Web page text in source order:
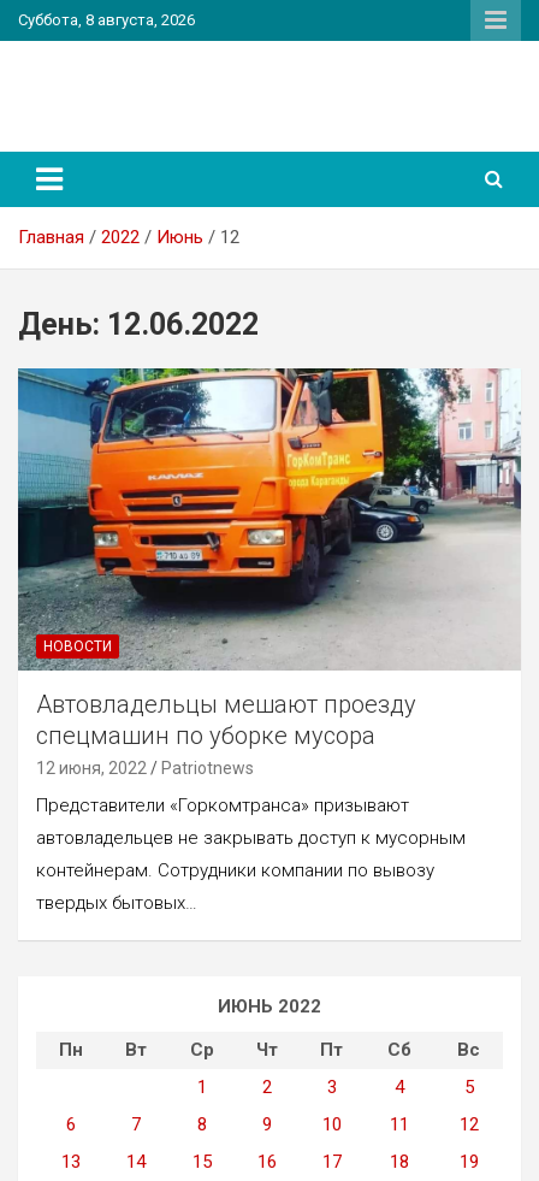
Перейти
к
Суббота, 8 августа, 2026
Главная 2022 Июнь 12
День: 12.06.2022
НОВОСТИ
Автовладельцы мешают проезду
спецмашин по уборке мусора
12 июня, 2022 Patriotnews
Представители «Горкомтранса» призывают
автовладельцев не закрывать доступ к мусорным
контейнерам. Сотрудники компании по вывозу
твердых бытовых…
ИЮНЬ 2022
Пн
Вт Ср Чт Пт Сб
Вс
1
2 3 4
5
6
7 8 9 10 11
12
13
14 15 16 17 18
19